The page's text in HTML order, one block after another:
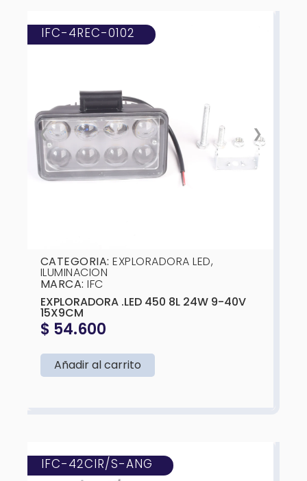
❮ ❯
IFC-4REC-0102
CATEGORIA:EXPLORADORA LED,
ILUMINACION
MARCA:IFC
EXPLORADORA .LED 450 8L 24W 9-40V
15X9CM
$54.600
Añadir al carrito
IFC-42CIR/S-ANG